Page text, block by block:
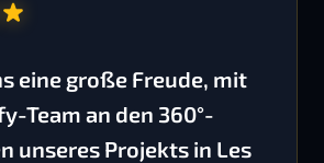
eine große Freude, mit
Team an den 360°-
unseres Projekts in Les